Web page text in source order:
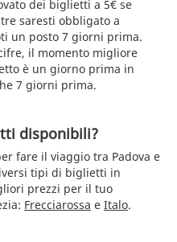
dei biglietti a 5€ se
saresti obbligato a
un posto 7 giorni prima.
il momento migliore
è un giorno prima in
7 giorni prima.
disponibili?
fare il viaggio tra Padova e
tipi di biglietti in
prezzi per il tuo
Frecciarossa e Italo.